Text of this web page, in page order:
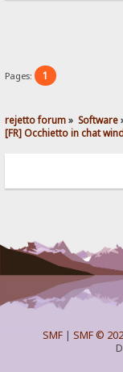
Pages: 1
rejetto forum» Software
[FR] Occhietto in chat
SMF| SMF ©